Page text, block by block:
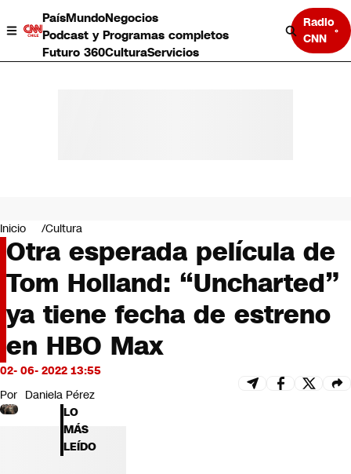
PaísMundoNegocios
Podcast y Programas completos
Futuro 360CulturaServicios
Radio
CNN
Negocios
Deportes
Programas completos
Cultura
Servicios
Bits
CNN Data
CNN tiempo
Futuro 360
Inicio Cultura
Otra esperada película de
Tom Holland: “Uncharted”
ya tiene fecha de estreno
en HBO Max
02- 06- 2022 13:55
Por Daniela Pérez
LO
MÁS
LEÍDO